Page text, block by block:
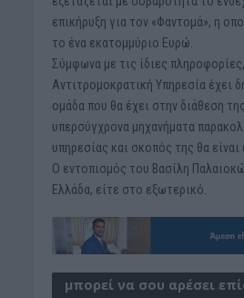
επικήρυξη για τον «Φαντομά», η
το ένα εκατομμύριο Ευρώ.
Σύμφωνα με τις ίδιες
Αντιτρομοκρατική Υπηρεσία έχει
ομάδα που θα έχει στην διάθεση
υπερσύγχρονα μηχανήματα
υπηρεσίας και σκοπός της θα είναι
Ο εντοπισμός του Βασίλη
Ελλάδα, είτε στο εξωτερικό.
μπορεί να σου αρέσει